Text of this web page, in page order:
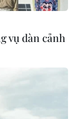
vụ dàn cảnh